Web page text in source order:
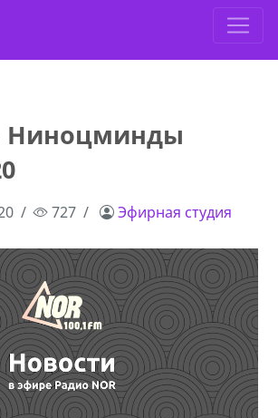
Ниноцминды
727 Эфирная студия